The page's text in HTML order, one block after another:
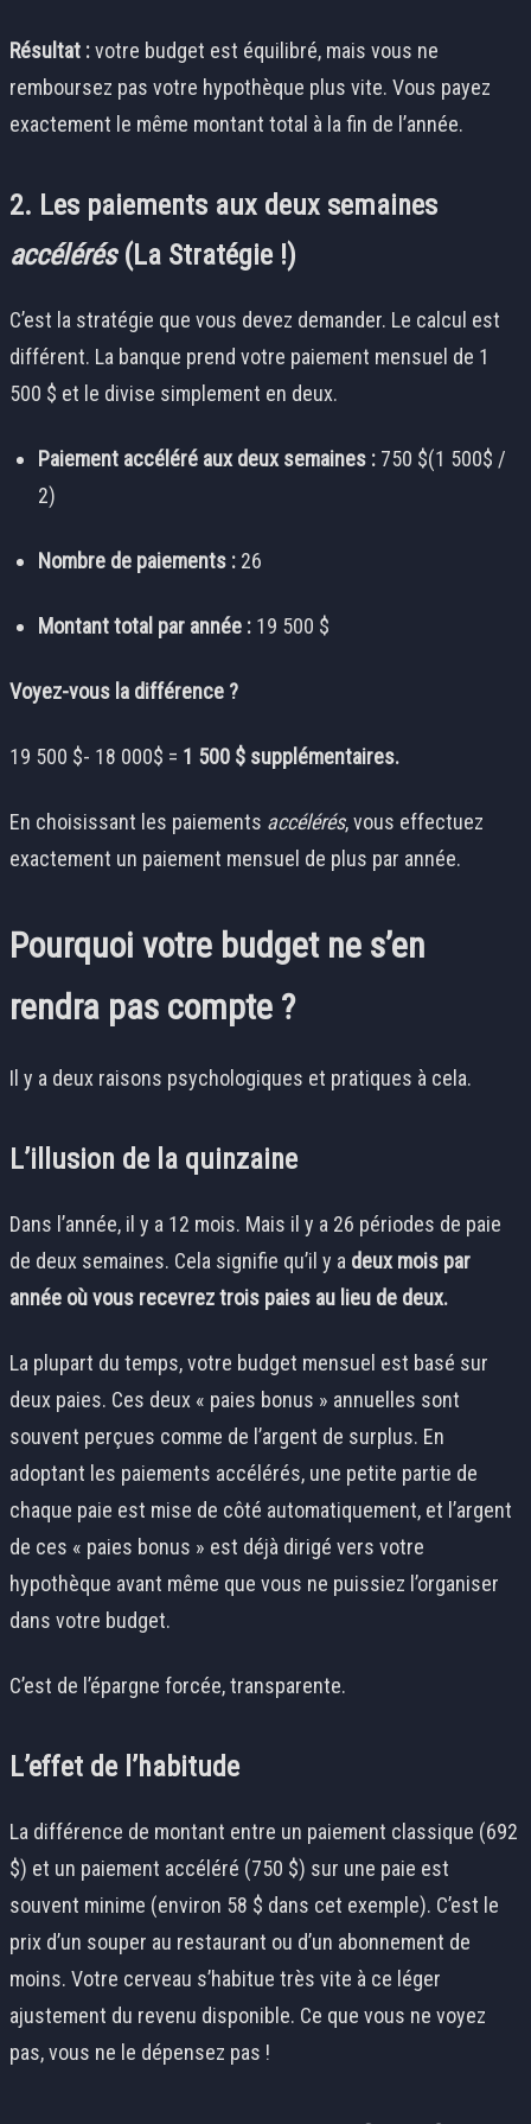
Résultat :votre budget est équilibré, mais vous ne
remboursez pas votre hypothèque plus vite. Vous payez
exactement le même montant total à la fin de l’année.
2. Les paiements aux deux semaines
accélérés(La Stratégie !)
C’est la stratégie que vous devez demander. Le calcul est
différent. La banque prend votre paiement mensuel de 1
500 $ et le divise simplement en deux.
Paiement accéléré aux deux semaines : 750 $(1 500$ /
2)
Nombre de paiements : 26
Montant total par année : 19 500 $
Voyez-vous la différence ?
19 500 $- 18 000$ = 1 500 $ supplémentaires.
En choisissant les paiements accélérés, vous effectuez
exactement un paiement mensuel de plus par année.
Pourquoi votre budget ne s’en
rendra pas compte ?
Il y a deux raisons psychologiques et pratiques à cela.
L’illusion de la quinzaine
Dans l’année, il y a 12 mois. Mais il y a 26 périodes de paie
de deux semaines. Cela signifie qu’il y a deux mois par
année où vous recevrez trois paies au lieu de deux.
La plupart du temps, votre budget mensuel est basé sur
deux paies. Ces deux « paies bonus » annuelles sont
souvent perçues comme de l’argent de surplus. En
adoptant les paiements accélérés, une petite partie de
chaque paie est mise de côté automatiquement, et l’argent
de ces « paies bonus » est déjà dirigé vers votre
hypothèque avant même que vous ne puissiez l’organiser
dans votre budget.
C’est de l’épargne forcée, transparente.
L’effet de l’habitude
La différence de montant entre un paiement classique (692
$) et un paiement accéléré (750 $) sur une paie est
souvent minime (environ 58 $ dans cet exemple). C’est le
prix d’un souper au restaurant ou d’un abonnement de
moins. Votre cerveau s’habitue très vite à ce léger
ajustement du revenu disponible. Ce que vous ne voyez
pas, vous ne le dépensez pas !